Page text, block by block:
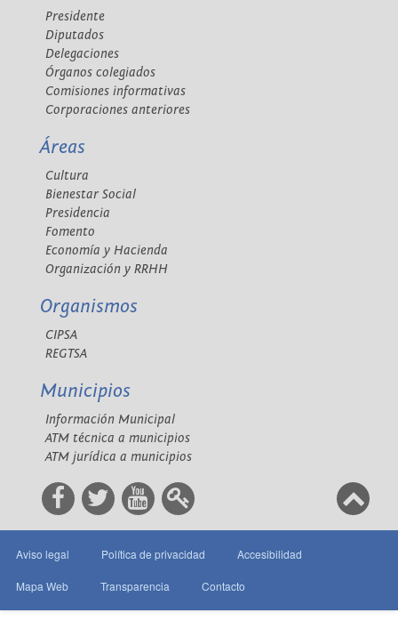
Presidente
Diputados
Delegaciones
Órganos colegiados
Comisiones informativas
Corporaciones anteriores
Áreas
Cultura
Bienestar Social
Presidencia
Fomento
Economía y Hacienda
Organización y RRHH
Organismos
CIPSA
REGTSA
Municipios
Información Municipal
ATM técnica a municipios
ATM jurídica a municipios
Aviso legal Política de privacidad Accesibilidad
Mapa Web Transparencia Contacto